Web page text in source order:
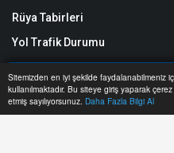
Sitemizden en iyi şekilde faydalanabilmeniz
kullanılmaktadır. Bu siteye giriş yaparak çerez
etmiş sayılıyorsunuz. Daha Fazla Bilgi Al
Rüya Tabirleri
Yol Trafik Durumu
Anasayfa Yazarlar